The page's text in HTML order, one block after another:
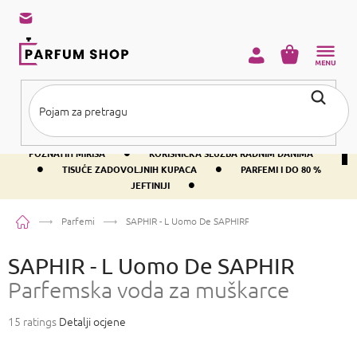
sadržaj
BESPLATNA DOSTAVA IZNAD PRIBLIŽNO 37 € •
400+ SVJETSKI
POZNATIH MIRISA
• KORISNIČKA SLUŽBA RADNIM DANIMA
• TISUĆE ZADOVOLJNIH KUPACA •
PARFEMI I DO 80 %
JEFTINIJI
•
KOŠARICA
PočetnaParfemi SAPHIR - L Uomo De SAPHIRParfemska voda za
SAPHIR - L Uomo De SAPHIR
Parfemska voda za muškarce
Prosječna
15 ratings Detalji ocjene